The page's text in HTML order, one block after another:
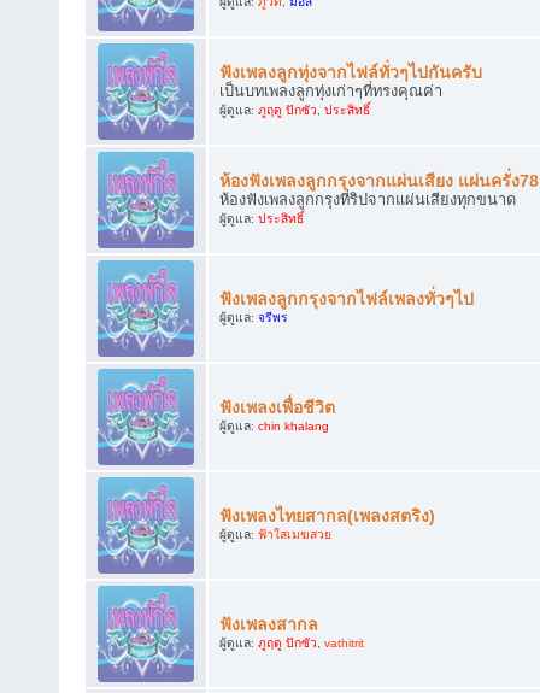
ฟังเพลงลูกทุ่งจากไฟล์ทั่วๆไปกันครับ
เป็นบทเพลงลูกทุ่งเก่าๆที่ทรงคุณค่า
ผู้ดูแล: ภูฤดู ปักซัว, ประสิทธิ์
ห้องฟังเพลงลูกกรุงจากแผ่นเสียง แผ่นครั่ง
ห้องฟังเพลงลูกกรุงที่ริปจากแผ่นเสียงทุกขนาด
ผู้ดูแล: ประสิทธิ์
ฟังเพลงลูกกรุงจากไฟล์เพลงทั่วๆไป
ผู้ดูแล: จรีพร
ฟังเพลงเพื่อชีวิต
ผู้ดูแล: chin khalang
ฟังเพลงไทยสากล(เพลงสตริง)
ผู้ดูแล: ฟ้าใสเมฆสวย
ฟังเพลงสากล
ผู้ดูแล: ภูฤดู ปักซัว, vathitrit